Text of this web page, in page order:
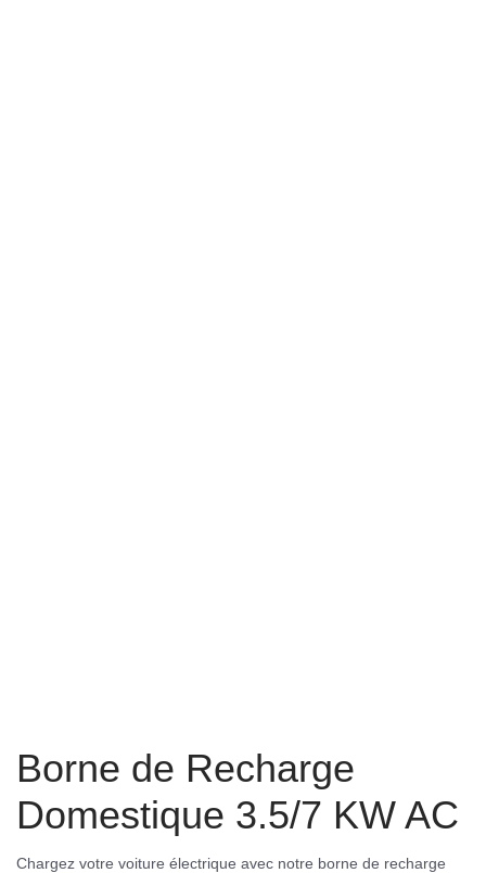
Borne de Recharge
Domestique 3.5/7 KW AC
Chargez votre voiture électrique avec notre borne de recharge